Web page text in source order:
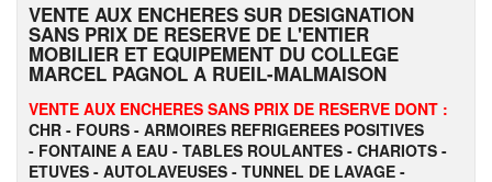
VENTE AUX ENCHERES SUR DESIGNATION
SANS PRIX DE RESERVE DE L'ENTIER
MOBILIER ET EQUIPEMENT DU COLLEGE
MARCEL PAGNOL A RUEIL-MALMAISON
VENTE AUX ENCHERES SANS PRIX DE RESERVE DONT :
CHR - FOURS - ARMOIRES REFRIGEREES POSITIVES
- FONTAINE A EAU - TABLES ROULANTES - CHARIOTS -
ETUVES - AUTOLAVEUSES - TUNNEL DE LAVAGE -